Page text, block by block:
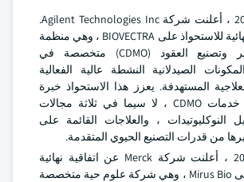
في يوليو 2024 ، أعلنت شركة Agilent Technologies Inc.
عن اتفاقية نهائية للاستحواذ على BIOVECTRA ، وهي منظمة
بارزة لتطوير وتصنيع العقود (CDMO) متخصصة في
الصيدلانية النشطة عالية الفعالية
المستهدفة. يعزز هذا الاستحواذ خبرة
Agilent في خدمات CDMO ، لا سيما في ثلاثة مجالات
النوكليوتيدات ، والعلاجات القائمة على
في مايو 2024 ، أعلنت شركة Merck عن اتفاقية نهائية
للاستحواذ على Mirus Bio ، وهي شركة علوم حية متخصصة